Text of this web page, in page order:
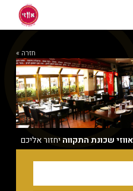
חזרה »
אווזי שכונת התקווהיחזור אליכם